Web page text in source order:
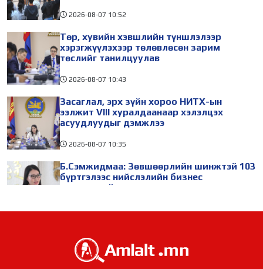
2026-08-07 10:52
Төр, хувийн хэвшлийн түншлэлээр
хэрэгжүүлэхээр төлөвлөсөн зарим
төслийг танилцуулав
2026-08-07 10:43
Засаглал, эрх зүйн хороо НИТХ-ын
ээлжит VIII хуралдаанаар хэлэлцэх
асуудлуудыг дэмжлээ
2026-08-07 10:35
Б.Сэмжидмаа: Зөвшөөрлийн шинжтэй 103
бүртгэлээс нийслэлийн бизнес
эрхлэгчдийг чөлөөллөө
төсвийн талаарх ерөнхий хяналтын
сонсгол зохион байгуулсан байна